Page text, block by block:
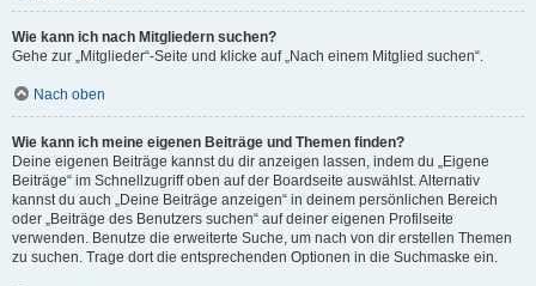
Wie kann ich nach Mitgliedern suchen?
Gehe zur „Mitglieder“-Seite und klicke auf „Nach einem Mitglied suchen“.
Nach oben
Wie kann ich meine eigenen Beiträge und Themen finden?
Deine eigenen Beiträge kannst du dir anzeigen lassen, indem du „Eigene
Beiträge“ im Schnellzugriff oben auf der Boardseite auswählst. Alternativ
kannst du auch „Deine Beiträge anzeigen“ in deinem persönlichen Bereich
oder „Beiträge des Benutzers suchen“ auf deiner eigenen Profilseite
verwenden. Benutze die erweiterte Suche, um nach von dir erstellen Themen
zu suchen. Trage dort die entsprechenden Optionen in die Suchmaske ein.